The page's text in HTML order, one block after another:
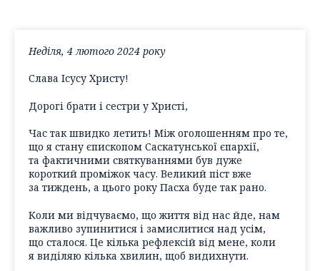
Неділя, 4 лютого 2024 року
Слава Ісусу Христу!
Дорогі брати і сестри у Христі,
Час так швидко летить! Між оголошенням про те,
що я стану єпископом Саскатунської єпархії,
та фактичними святкуваннями був дуже
короткий проміжок часу. Великий піст вже
за тиждень, а цього року Пасха буде так рано.
Коли ми відчуваємо, що життя від нас йде, нам
важливо зупинитися і замислитися над усім,
що сталося. Це кілька рефлексій від мене, коли
я виділяю кілька хвилин, щоб видихнути.